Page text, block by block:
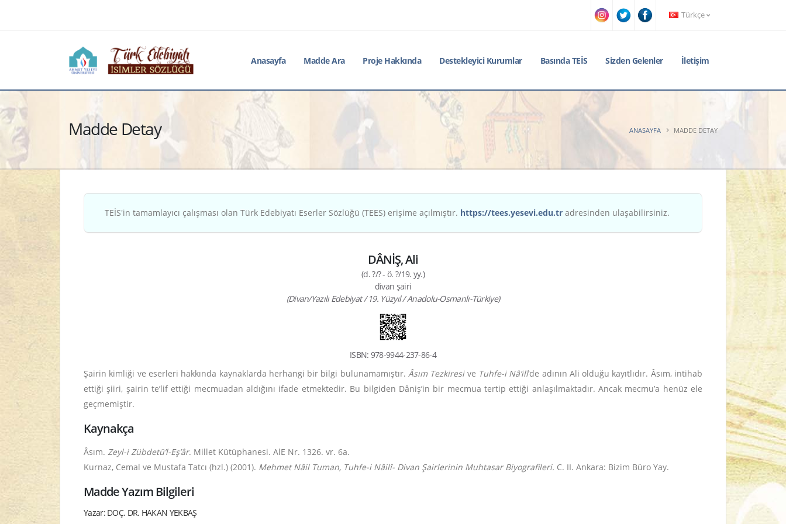
Türkçe
Anasayfa Madde Ara Proje Hakkında Destekleyici Kurumlar Basında TEİS Sizden Gelenler İletişim
Madde Detay ANASAYFA MADDE DETAY
TEİS'in tamamlayıcı çalışması olan Türk Edebiyatı Eserler Sözlüğü (TEES) erişime açılmıştır. https://tees.yesevi.edu.tr adresinden ulaşabilirsiniz.
DÂNİŞ, Ali
(d. ?/? - ö. ?/19. yy.)
divan şairi
(Divan/Yazılı Edebiyat / 19. Yüzyıl / Anadolu-Osmanlı-Türkiye)
ISBN: 978-9944-237-86-4
Şairin kimliği ve eserleri hakkında kaynaklarda herhangi bir bilgi bulunamamıştır. Âsım Tezkiresi ve Tuhfe-i Nâ’ilî’de adının Ali olduğu kayıtlıdır. Âsım, intihab
ettiği şiiri, şairin te’lif ettiği mecmuadan aldığını ifade etmektedir. Bu bilgiden Dâniş’in bir mecmua tertip ettiği anlaşılmaktadır. Ancak mecmu’a henüz ele
geçmemiştir.
Kaynakça
Âsım. Zeyl-i Zübdetü’l-Eş’âr. Millet Kütüphanesi. AlE Nr. 1326. vr. 6a.
Kurnaz, Cemal ve Mustafa Tatcı (hzl.) (2001). Mehmet Nâil Tuman, Tuhfe-i Nâilî- Divan Şairlerinin Muhtasar Biyografileri. C. II. Ankara: Bizim Büro Yay.
Madde Yazım Bilgileri
Yazar: DOÇ. DR. HAKAN YEKBAŞ